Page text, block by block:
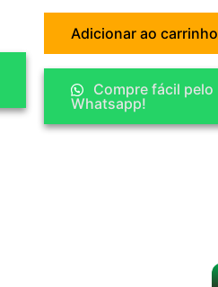
Adicionar ao carrinho
Compre fácil pelo
Whatsapp!